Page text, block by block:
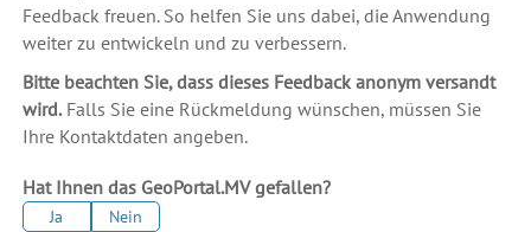
Feedback freuen. So helfen Sie uns dabei, die Anwendung
weiter zu entwickeln und zu verbessern.
Bitte beachten Sie, dass dieses Feedback anonym versandt
wird.Falls Sie eine Rückmeldung wünschen, müssen Sie
Ihre Kontaktdaten angeben.
Hat Ihnen das GeoPortal.MV gefallen?
Ja Nein